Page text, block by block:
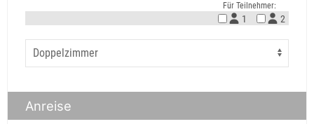
Für Teilnehmer:
1 2
Anreise